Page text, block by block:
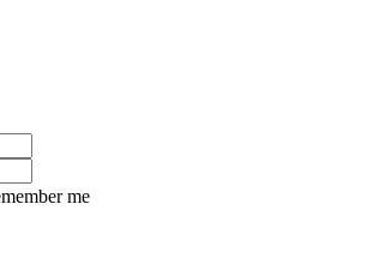
me